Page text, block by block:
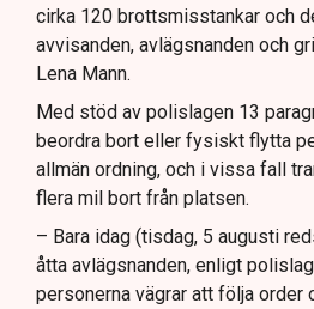
cirka 120 brottsmisstankar och
avvisanden, avlägsnanden och
Lena Mann.
Med stöd av polislagen 13
beordra bort eller fysiskt flytta
allmän ordning, och i vissa fall
flera mil bort från platsen.
– Bara idag (tisdag, 5 augusti
åtta avlägsnanden, enligt
personerna vägrar att följa order